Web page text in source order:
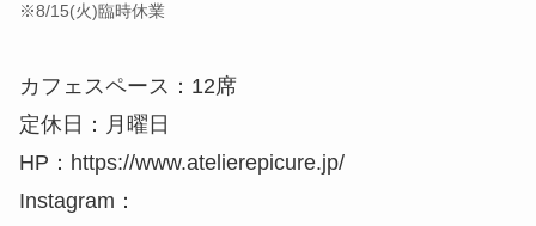
※8/15(火)臨時休業
カフェスペース：12席
定休日：月曜日
HP：https://www.atelierepicure.jp/
Instagram：